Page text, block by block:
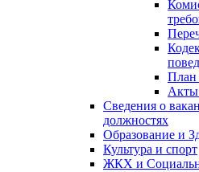
План
Акты
Сведения о
должностях
Образование и
Культура и спорт
ЖКХ и